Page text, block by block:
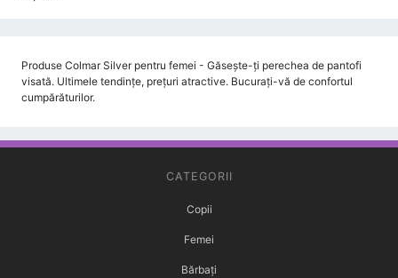
Produse Colmar Silver pentru femei - Găsește-ți perechea de pantofi
visată. Ultimele tendințe, prețuri atractive. Bucurați-vă de confortul
cumpărăturilor.
CATEGORII
Copii
Femei
Bărbați